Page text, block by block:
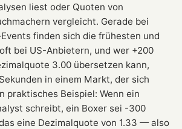
liest oder Quoten von
vergleicht. Gerade bei
finden sich die frühesten und
bei US-Anbietern, und wer +200
3.00 übersetzen kann,
in einem Markt, der sich
praktisches Beispiel: Wenn ein
schreibt, ein Boxer sei -300
eine Dezimalquote von 1.33 — also